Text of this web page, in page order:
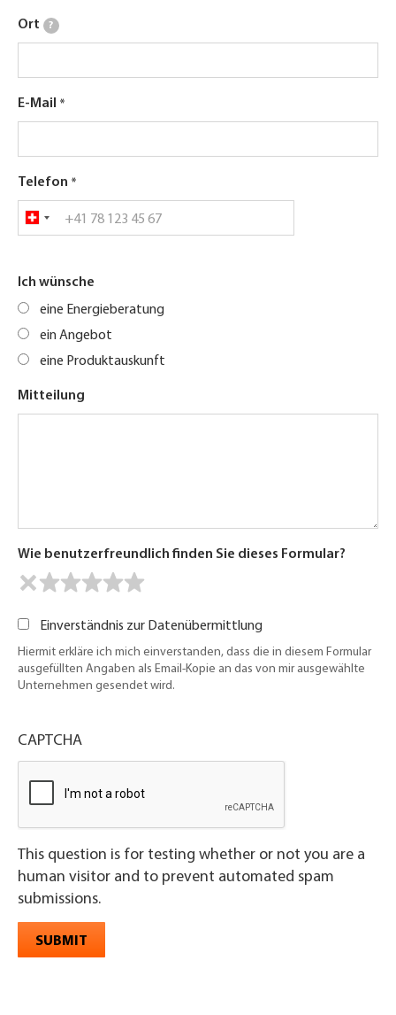
Ort ?
E-Mail
Telefon
Ich wünsche
eine Energieberatung
ein Angebot
eine Produktauskunft
Mitteilung
Wie benutzerfreundlich finden Sie dieses Formular?
Einverständnis zur Datenübermittlung
Hiermit erkläre ich mich einverstanden, dass die in diesem Formular
ausgefüllten Angaben als Email-Kopie an das von mir ausgewählte
Unternehmen gesendet wird.
CAPTCHA
This question is for testing whether or not you are a
human visitor and to prevent automated spam
submissions.
SUBMIT